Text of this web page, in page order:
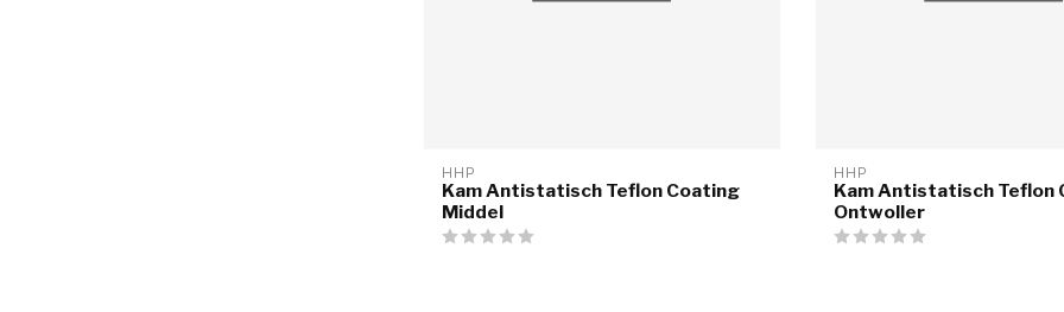
HHP
Kam Antistatisch Teflon Coating
Middel
HHP
Kam Antistatisch Teflon
Ontwoller